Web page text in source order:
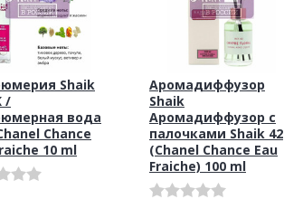
Shaik
/
вода
Chance
10 ml
Аромадиффузор
Shaik
Аромадиффузор с
палочками Shaik 42
(Chanel Chance Eau
Fraiche) 100 ml